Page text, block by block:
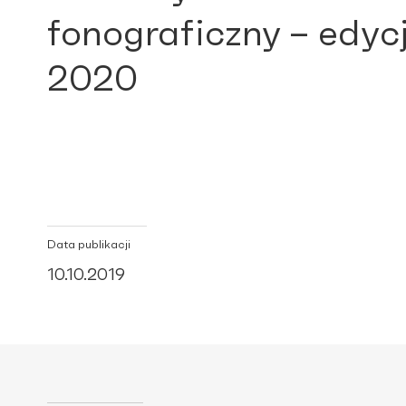
fonograficzny –
2020
Data publikacji
10.10.2019